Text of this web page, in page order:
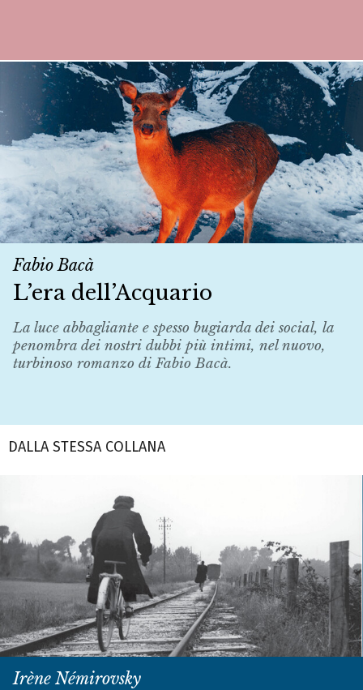
Fabio Bacà
L’era dell’Acquario
La luce abbagliante e spesso bugiarda dei social, la
penombra dei nostri dubbi più intimi, nel nuovo,
turbinoso romanzo di Fabio Bacà.
DALLA STESSA COLLANA
Irène Némirovsky